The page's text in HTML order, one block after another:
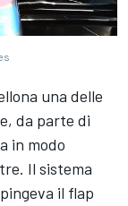
una delle
da parte di
in modo
Il sistema
il flap